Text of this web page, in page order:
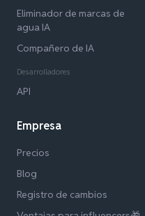
Eliminador de marcas de
agua IA
Compañero de IA
Desarrolladores
API
Empresa
Precios
Blog
Registro de cambios